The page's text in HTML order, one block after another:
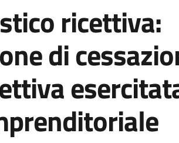
ricettiva:
di